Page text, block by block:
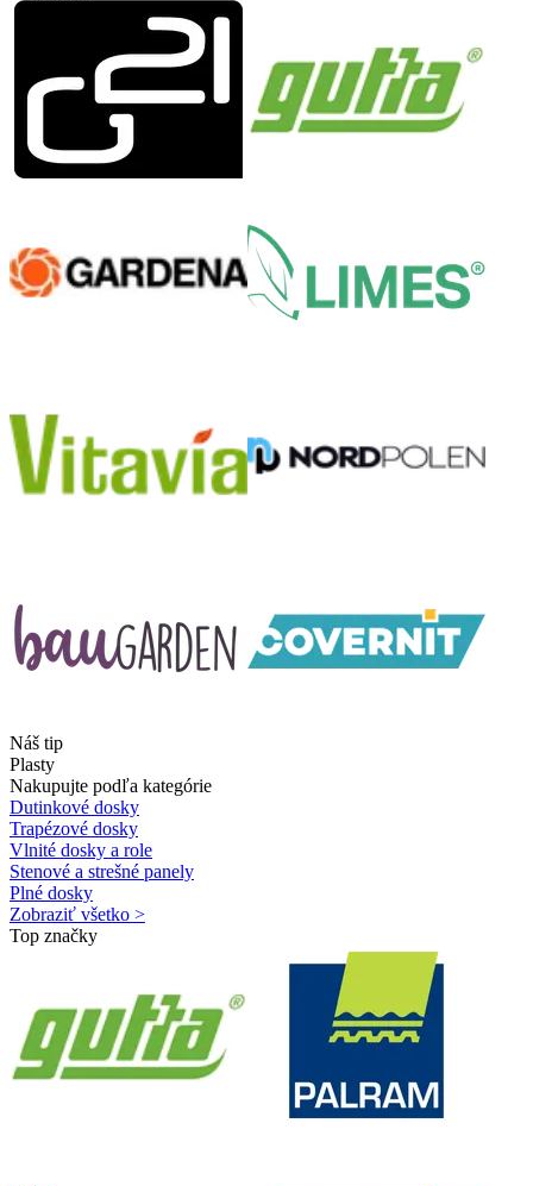
Náš tip
Plasty
Nakupujte podľa kategórie
Dutinkové dosky
Trapézové dosky
Vlnité dosky a role
Stenové a strešné panely
Plné dosky
Zobraziť všetko >
Top značky